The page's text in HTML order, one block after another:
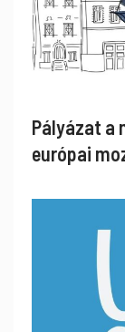
Pályázat a
európai